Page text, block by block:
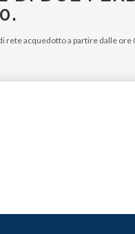
rete acquedotto a partire dalle ore